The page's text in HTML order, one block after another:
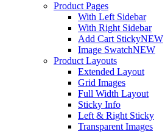
Product Pages
With Left Sidebar
With Right Sidebar
Add Cart StickyNEW
Image SwatchNEW
Product Layouts
Extended Layout
Grid Images
Full Width Layout
Sticky Info
Left & Right Sticky
Transparent Images